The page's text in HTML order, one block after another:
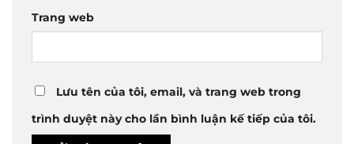
Trang web
Lưu tên của tôi, email, và trang web trong
trình duyệt này cho lần bình luận kế tiếp của tôi.